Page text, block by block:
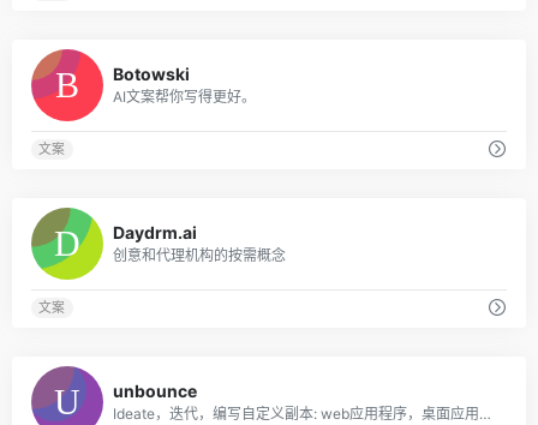
Botowski
AI文案帮你写得更好。
文案
Daydrm.ai
创意和代理机构的按需概念
文案
unbounce
Ideate，迭代，编写自定义副本: web应用程序，桌面应用程序，Chrome扩展。